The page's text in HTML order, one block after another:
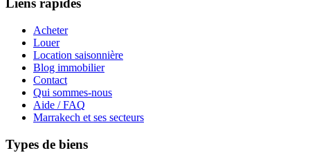
Liens rapides
Acheter
Louer
Location saisonnière
Blog immobilier
Contact
Qui sommes-nous
Aide / FAQ
Marrakech et ses secteurs
Types de biens